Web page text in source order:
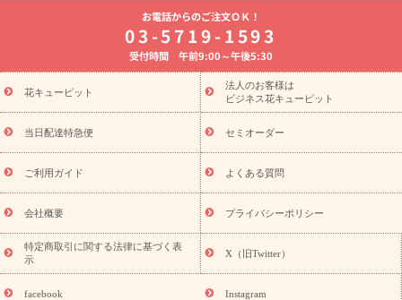
8月の誕生花(トルコキキョウ)
開店・開業祝い
お供え・お悔やみ お供え・お悔やみの花
通夜・葬儀に贈る花 胡蝶蘭・花鉢
ーブドフラワー
季節のイベント
ひまわり ギフト・プレゼント
特集
お盆 花（新盆・初盆） 季節のイベント
お盆 花（新
盆・初盆）
お盆 花（新盆・初盆）
お盆・お供え 花とセットギ
フト
お盆・お供え プリザーブドフラワー
ひまわり ギフト・プ
レゼント特集
夏の花贈り・お中元・暑中見舞い 花のギフト特集
敬老の日におくる花ギフト・プレゼント特集
花ギフト・プレゼント特集
敬老の日 花のおすすめランキング
敬
老の日 花鉢植えのギフト・プレゼント特集
敬老の日 花とセットギ
フト・プレゼント特集
敬老の日の花 全てのギフト一覧
キャン
ペーン
映画『ウォーターガーディアンズ』コラボキャンペーン
「きょう誕生日なんです」キャンペーン
誕生日の花を探す
誕生日フラワーギフト 誕生日フラワーギフト特集
お電話からのご注文ＯＫ！
03-5719-1593
受付時間 午前9:00～午後5:30
花キューピット
法人のお客様は
ビジネス花キューピット
当日配達特急便 セミオーダー
ご利用ガイド よくある質問
会社概要 プライバシーポリシー
特定商取引に関する法律に基づく表
示
X（旧Twitter）
facebook Instagram